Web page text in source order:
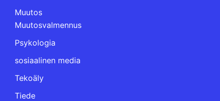
Muutos
Muutosvalmennus
Psykologia
sosiaalinen media
Tekoäly
Tiede